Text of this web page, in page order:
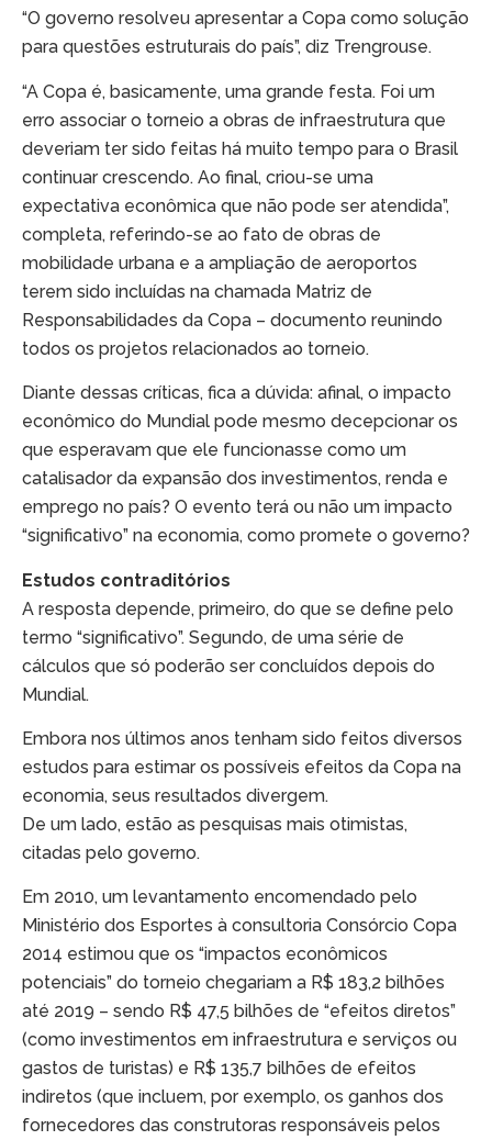
“O governo resolveu apresentar a Copa como solução
para questões estruturais do país”, diz Trengrouse.
“A Copa é, basicamente, uma grande festa. Foi um
erro associar o torneio a obras de infraestrutura que
deveriam ter sido feitas há muito tempo para o Brasil
continuar crescendo. Ao final, criou-se uma
expectativa econômica que não pode ser atendida”,
completa, referindo-se ao fato de obras de
mobilidade urbana e a ampliação de aeroportos
terem sido incluídas na chamada Matriz de
Responsabilidades da Copa – documento reunindo
todos os projetos relacionados ao torneio.
Diante dessas críticas, fica a dúvida: afinal, o impacto
econômico do Mundial pode mesmo decepcionar os
que esperavam que ele funcionasse como um
catalisador da expansão dos investimentos, renda e
emprego no país? O evento terá ou não um impacto
“significativo” na economia, como promete o governo?
Estudos contraditórios
A resposta depende, primeiro, do que se define pelo
termo “significativo”. Segundo, de uma série de
cálculos que só poderão ser concluídos depois do
Mundial.
Embora nos últimos anos tenham sido feitos diversos
estudos para estimar os possíveis efeitos da Copa na
economia, seus resultados divergem.
De um lado, estão as pesquisas mais otimistas,
citadas pelo governo.
Em 2010, um levantamento encomendado pelo
Ministério dos Esportes à consultoria Consórcio Copa
2014 estimou que os “impactos econômicos
potenciais” do torneio chegariam a R$ 183,2 bilhões
até 2019 – sendo R$ 47,5 bilhões de “efeitos diretos”
(como investimentos em infraestrutura e serviços ou
gastos de turistas) e R$ 135,7 bilhões de efeitos
indiretos (que incluem, por exemplo, os ganhos dos
fornecedores das construtoras responsáveis pelos